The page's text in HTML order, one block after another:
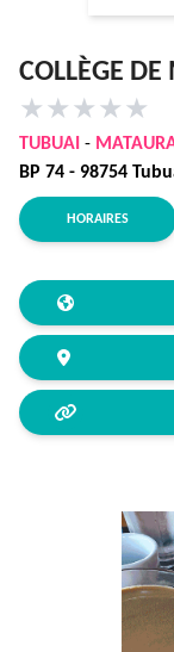
COLLÈGE
★ ★ ★ ★ ★
TUBUAI -
BP 74 - 98754
HORAIRES